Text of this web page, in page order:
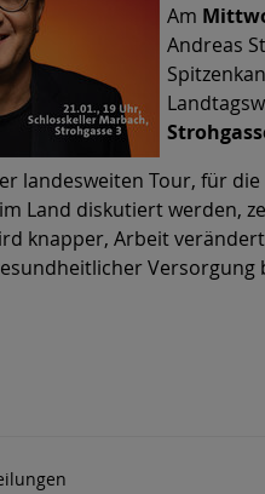
Am
Andreas
landesweiten Tour, für
Land diskutiert werden,
knapper, Arbeit